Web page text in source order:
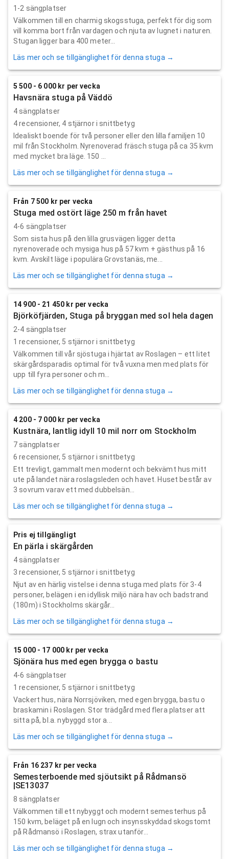
1-2 sängplatser
Välkommen till en charmig skogsstuga, perfekt för dig som
vill komma bort från vardagen och njuta av lugnet i naturen.
Stugan ligger bara 400 meter...
Läs mer och se tillgänglighet för denna stuga →
5 500 - 6 000 kr per vecka
Havsnära stuga på Väddö
4 sängplatser
4recensioner, 4 stjärnor i snittbetyg
Idealiskt boende för två personer eller den lilla familjen 10
mil från Stockholm. Nyrenoverad fräsch stuga på ca 35 kvm
med mycket bra läge. 150 ...
Läs mer och se tillgänglighet för denna stuga →
Från 7 500 kr per vecka
Stuga med ostört läge 250 m från havet
4-6 sängplatser
Som sista hus på den lilla grusvägen ligger detta
nyrenoverade och mysiga hus på 57 kvm + gästhus på 16
kvm. Avskilt läge i populära Grovstanäs, me...
Läs mer och se tillgänglighet för denna stuga →
14 900 - 21 450 kr per vecka
Björköfjärden, Stuga på bryggan med sol hela dagen
2-4 sängplatser
1 recensioner, 5 stjärnor i snittbetyg
Välkommen till vår sjöstuga i hjärtat av Roslagen – ett litet
skärgårdsparadis optimal för två vuxna men med plats för
upp till fyra personer och m...
Läs mer och se tillgänglighet för denna stuga →
4 200 - 7 000 kr per vecka
Kustnära, lantlig idyll 10 mil norr om Stockholm
7 sängplatser
6 recensioner, 5 stjärnor i snittbetyg
Ett trevligt, gammalt men modernt och bekvämt hus mitt
ute på landet nära roslagsleden och havet. Huset består av
3 sovrum varav ett med dubbelsän...
Läs mer och se tillgänglighet för denna stuga →
Pris ej tillgängligt
En pärla i skärgården
4 sängplatser
3 recensioner, 5 stjärnor i snittbetyg
Njut av en härlig vistelse i denna stuga med plats för 3-4
personer, belägen i en idyllisk miljö nära hav och badstrand
(180m) i Stockholms skärgår...
Läs mer och se tillgänglighet för denna stuga →
15 000 - 17 000 kr per vecka
Sjönära hus med egen brygga o bastu
4-6 sängplatser
1 recensioner, 5 stjärnor i snittbetyg
Vackert hus, nära Norrsjöviken, med egen brygga, bastu o
braskamin i Roslagen. Stor trädgård med flera platser att
sitta på, bl.a. nybyggd stor a...
Läs mer och se tillgänglighet för denna stuga →
Från 16 237 kr per vecka
Semesterboende med sjöutsikt på Rådmansö
|SE13037
8 sängplatser
Välkommen till ett nybyggt och modernt semesterhus på
150 kvm, beläget på en lugn och insynsskyddad skogstomt
på Rådmansö i Roslagen, strax utanför...
Läs mer och se tillgänglighet för denna stuga →